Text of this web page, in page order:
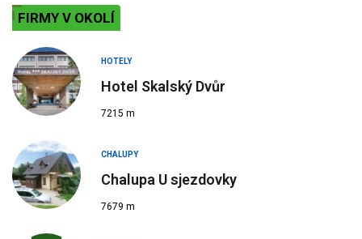
FIRMY V OKOLÍ
HOTELY
Hotel Skalský Dvůr
7215 m
CHALUPY
Chalupa U sjezdovky
7679 m